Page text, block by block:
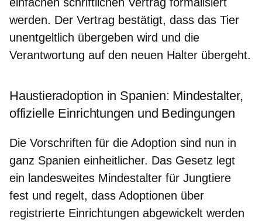
werden. Der Vertrag bestätigt, dass das Tier
unentgeltlich übergeben wird und die
Verantwortung auf den neuen Halter übergeht.
Haustieradoption in Spanien: Mindestalter,
offizielle Einrichtungen und Bedingungen
Die Vorschriften für die Adoption sind nun in
ganz Spanien einheitlicher. Das Gesetz legt
ein landesweites Mindestalter für Jungtiere
fest und regelt, dass Adoptionen über
registrierte Einrichtungen abgewickelt werden